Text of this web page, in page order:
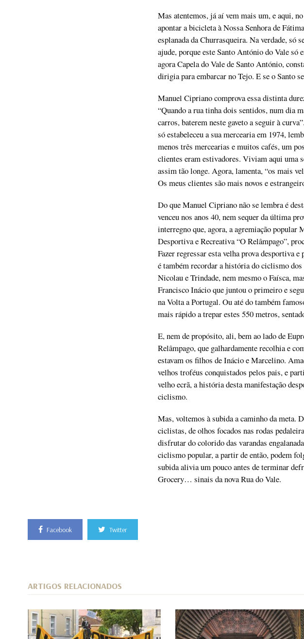
Mas atentemos, já aí vem mais um, e aqui,
apontar a bicicleta à Nossa Senhora de
esplanada da Churrasqueira. Na verdade, só
ajude, porque este Santo António do Vale só
agora Capela do Vale de Santo António,
dirigia para embarcar no Tejo. E se o Santo
Manuel Cipriano comprova essa distinta
“Quando a rua tinha dois sentidos, num dia
carros, baterem neste gaveto a seguir à
só estabeleceu a sua mercearia em 1974,
menos três mercearias e muitos cafés, um
clientes eram estivadores. Viviam aqui uma
assim tão longe. Agora, lamenta, “os mais
Os meus clientes são mais novos e
Do que Manuel Cipriano não se lembra é
venceu nos anos 40, nem sequer da última
interregno que, agora, a agremiação popular
Desportiva e Recreativa “O Relâmpago”,
Fazer regressar esta velha prova desportiva
é também recordar a história do ciclismo
Nicolau e Trindade, nem mesmo o Faísca,
Francisco Inácio que juntou o primeiro e
na Volta a Portugal. Ou até do também
mais rápido a trepar estes 550 metros,
E, nem de propósito, ali, bem ao lado de
Relâmpago, que galhardamente recolhia e
estavam os filhos de Inácio e Marcelino.
velhos troféus conquistados pelos pais, e
velho ecrã, a história desta manifestação
ciclismo.
Mas, voltemos à subida a caminho da meta.
ciclistas, de olhos focados nas rodas
disfrutar do colorido das varandas
ciclismo popular, a partir de então, podem
subida alivia um pouco antes de terminar
Grocery… sinais da nova Rua do Vale.
Facebook Twitter
ARTIGOS RELACIONADOS